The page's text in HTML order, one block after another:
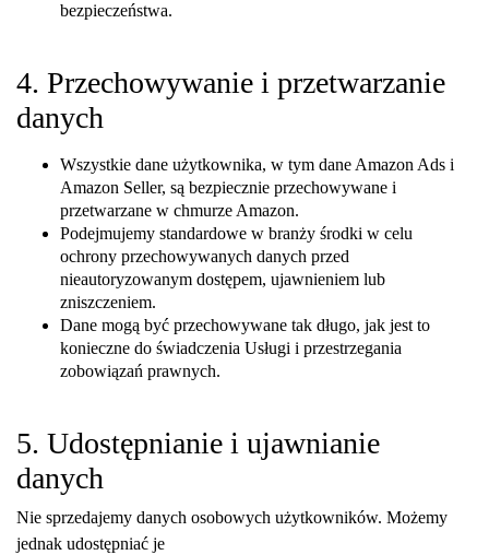
bezpieczeństwa.
4. Przechowywanie i przetwarzanie
danych
Wszystkie dane użytkownika, w tym dane Amazon Ads i
Amazon Seller, są bezpiecznie przechowywane i
przetwarzane w chmurze Amazon.
Podejmujemy standardowe w branży środki w celu
ochrony przechowywanych danych przed
nieautoryzowanym dostępem, ujawnieniem lub
zniszczeniem.
Dane mogą być przechowywane tak długo, jak jest to
konieczne do świadczenia Usługi i przestrzegania
zobowiązań prawnych.
5. Udostępnianie i ujawnianie
danych
Nie sprzedajemy danych osobowych użytkowników. Możemy
jednak udostępniać je